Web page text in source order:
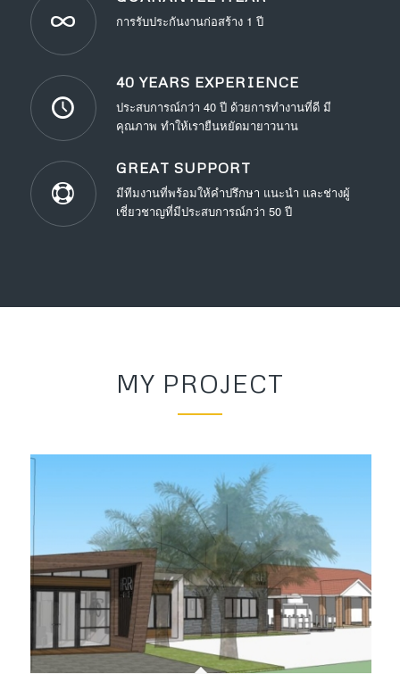
การรับประกันงานก่อสร้าง 1 ปี
40 YEARS EXPERIENCE
ประสบการณ์กว่า 40 ปี ด้วยการทำงานที่ดี มี
คุณภาพ ทำให้เรายืนหยัดมายาวนาน
GREAT SUPPORT
มีทีมงานที่พร้อมให้คำปรึกษา แนะนำ และช่างผู้
เชี่ยวชาญที่มีประสบการณ์กว่า 50 ปี
MY PROJECT